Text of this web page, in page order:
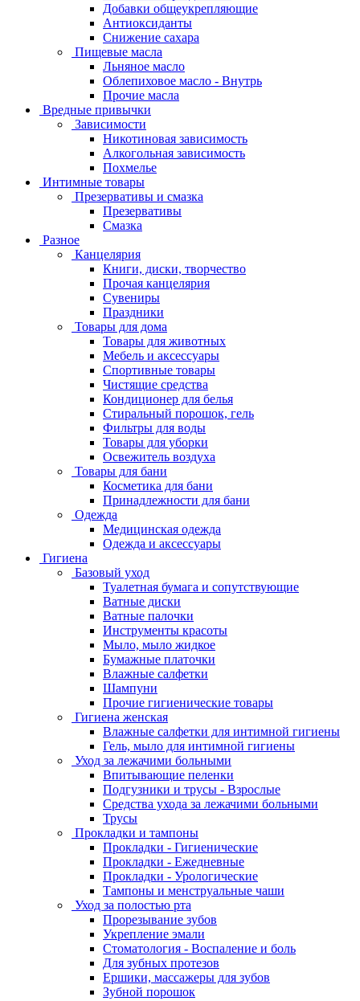
Добавки общеукрепляющие
Антиоксиданты
Снижение сахара
Пищевые масла
Льняное масло
Облепиховое масло - Внутрь
Прочие масла
Вредные привычки
Зависимости
Никотиновая зависимость
Алкогольная зависимость
Похмелье
Интимные товары
Презервативы и смазка
Презервативы
Смазка
Разное
Канцелярия
Книги, диски, творчество
Прочая канцелярия
Сувениры
Праздники
Товары для дома
Товары для животных
Мебель и аксессуары
Спортивные товары
Чистящие средства
Кондиционер для белья
Стиральный порошок, гель
Фильтры для воды
Товары для уборки
Освежитель воздуха
Товары для бани
Косметика для бани
Принадлежности для бани
Одежда
Медицинская одежда
Одежда и аксессуары
Гигиена
Базовый уход
Туалетная бумага и сопутствующие
Ватные диски
Ватные палочки
Инструменты красоты
Мыло, мыло жидкое
Бумажные платочки
Влажные салфетки
Шампуни
Прочие гигиенические товары
Гигиена женская
Влажные салфетки для интимной гигиены
Гель, мыло для интимной гигиены
Уход за лежачими больными
Впитывающие пеленки
Подгузники и трусы - Взрослые
Средства ухода за лежачими больными
Трусы
Прокладки и тампоны
Прокладки - Гигиенические
Прокладки - Ежедневные
Прокладки - Урологические
Тампоны и менструальные чаши
Уход за полостью рта
Прорезывание зубов
Укрепление эмали
Стоматология - Воспаление и боль
Для зубных протезов
Ершики, массажеры для зубов
Зубной порошок